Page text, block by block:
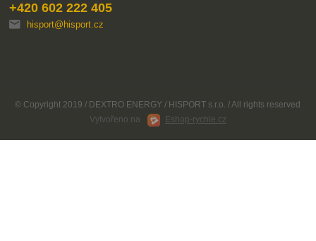
+420 602 222 405
hisport@hisport.cz
© Copyright 2019 / DEXTRO ENERGY / HISPORT s.r.o. / All rights reserved
Vytvořeno na
Eshop-rychle.cz